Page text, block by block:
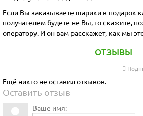
Если Вы заказываете шарики в подарок
получателем будете не Вы, то скажите,
оператору. И он вам расскажет, как мы
ОТЗЫВЫ
Ещё никто не оставил отзывов.
Оставить отзыв
Ваше имя: